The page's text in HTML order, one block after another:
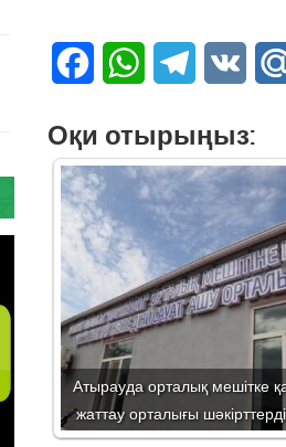
FacebookWhatsAppTelegram
VK
Оқи отырыңыз:
Атырауда орталық мешітке
жаттау орталығы